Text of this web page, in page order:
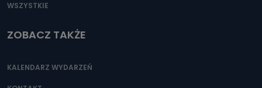
WSZYSTKIE
ZOBACZ TAKŻE
KALENDARZ WYDARZEŃ